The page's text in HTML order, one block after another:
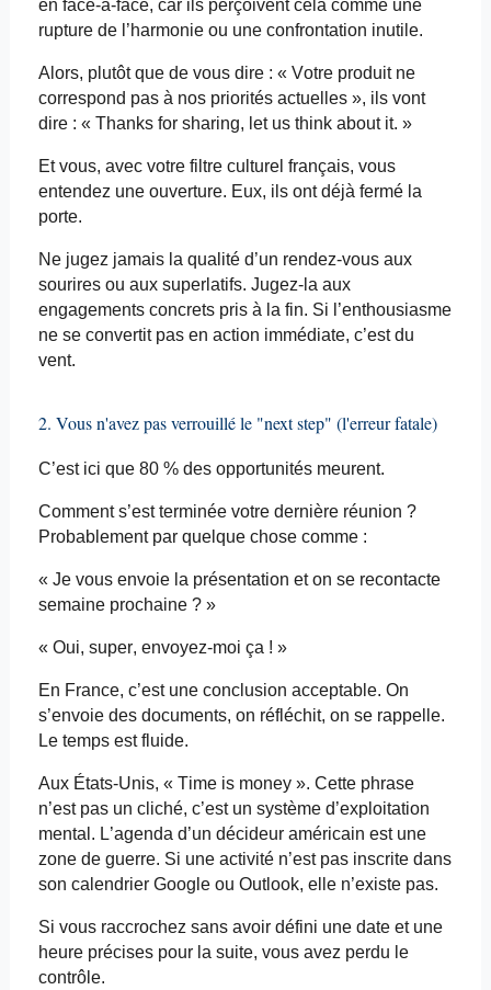
en face-à-face, car ils perçoivent cela comme une
rupture de l’harmonie ou une confrontation inutile.
Alors, plutôt que de vous dire : « Votre produit ne
correspond pas à nos priorités actuelles », ils vont
dire : « Thanksfor sharing, let us thinkabout it. »
Et vous, avec votre filtre culturel français, vous
entendez une ouverture. Eux, ils ont déjà fermé la
porte.
Ne jugez jamais la qualité d’un rendez-vous aux
sourires ou aux superlatifs. Jugez-la aux
engagements concrets pris à la fin. Si l’enthousiasme
ne se convertit pas en action immédiate, c’est du
vent.
2. Vous n'avez pas verrouillé le "next step" (l'erreur fatale)
C’est ici que 80 % des opportunités meurent.
Comment s’est terminée votre dernière réunion ?
Probablement par quelque chose comme :
« Je vous envoie la présentation et on se recontacte
semaine prochaine ? »
« Oui, super, envoyez-moi ça ! »
En France, c’est une conclusion acceptable. On
s’envoie des documents, on réfléchit, on se rappelle.
Le temps est fluide.
Aux États-Unis, « Time ismoney ». Cette phrase
n’est pas un cliché, c’est un système d’exploitation
mental. L’agenda d’un décideur américain est une
zone de guerre. Si une activité n’est pas inscrite dans
son calendrier Google ou Outlook, elle n’existe pas.
Si vous raccrochez sans avoir défini une date et une
heure précises pour la suite, vous avez perdu le
contrôle.